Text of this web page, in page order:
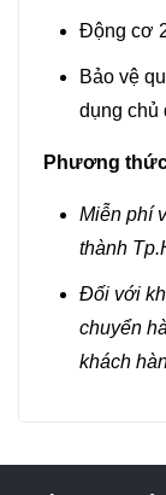
Động cơ
Bảo vệ
dụng chủ
Phương
Miễn phí
thành
Đối với
chuyển
khách